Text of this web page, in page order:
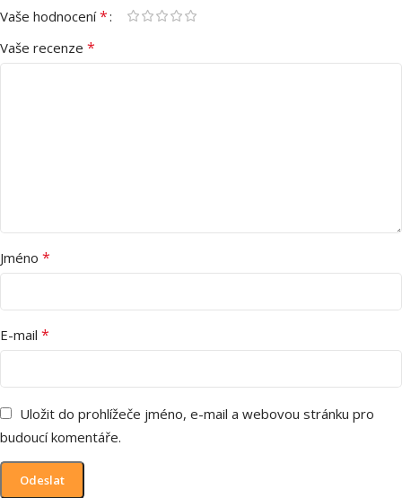
Vaše hodnocení*
Vaše recenze *
Jméno *
E-mail *
Uložit do prohlížeče jméno, e-mail a webovou stránku pro
budoucí komentáře.